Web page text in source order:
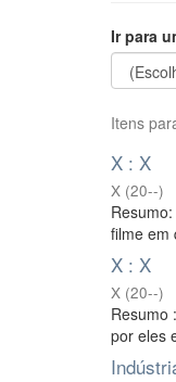
Ir para
Itens
X : X
X (20--)
filme em
X : X
X (20--)
Resumo
por eles